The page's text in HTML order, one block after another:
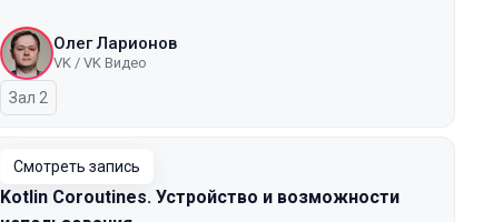
Олег Ларионов
VK / VK Видео
Зал 2
Смотреть запись
Kotlin Coroutines. Устройство и возможности